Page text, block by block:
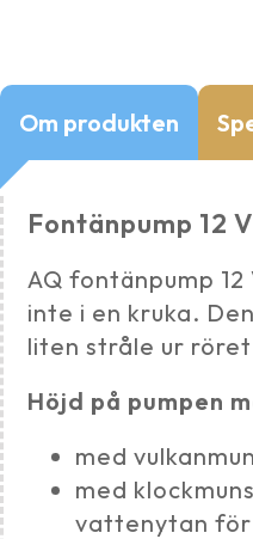
Om produkten
Fontänpump 12
AQ fontänpump
inte i en kruka.
liten stråle ur
Höjd på pumpen
med
med
vattenytan